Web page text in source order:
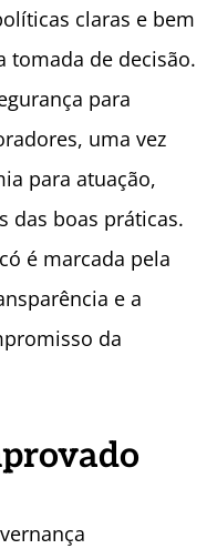
claras e bem
tomada de decisão.
para
uma vez
para atuação,
das boas práticas.
é marcada pela
e a
da